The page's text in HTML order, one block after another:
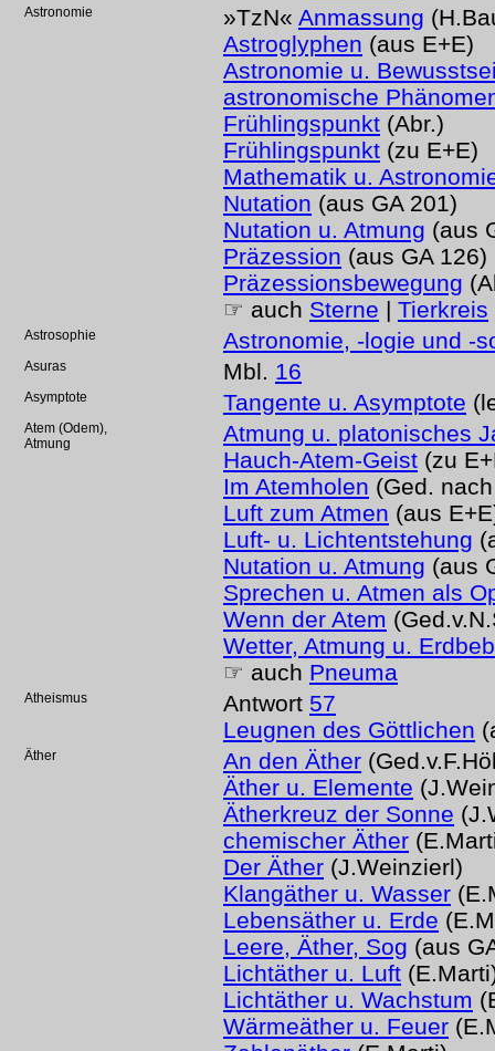
Astronomie »TzN« Anmassung
Astroglyphen (aus E+E)
Astronomie u.
astronomische
Frühlingspunkt (Abr.)
Frühlingspunkt (zu E+E)
Mathematik u.
Nutation (aus GA 201)
Nutation u. Atmung (aus
Präzession (aus GA 126)
Präzessionsbewegung
☞ auch Sterne | Tierkreis
Astrosophie Astronomie, -logie und -
Asuras Mbl. 16
Asymptote Tangente u. Asymptote
Atem (Odem),
Atmung
Atmung u. platonisches
Hauch-Atem-Geist (zu
Im Atemholen (Ged.
Luft zum Atmen (aus
Luft- u. Lichtentstehung
Nutation u. Atmung (aus
Sprechen u. Atmen als
Wenn der Atem
Wetter, Atmung u.
☞ auch Pneuma
Atheismus Antwort 57
Leugnen des Göttlichen
Äther An den Äther
Äther u. Elemente
Ätherkreuz der Sonne
chemischer Äther
Der Äther (J.Weinzierl)
Klangäther u. Wasser
Lebensäther u. Erde
Leere, Äther, Sog (aus
Lichtäther u. Luft
Lichtäther u. Wachstum
Wärmeäther u. Feuer